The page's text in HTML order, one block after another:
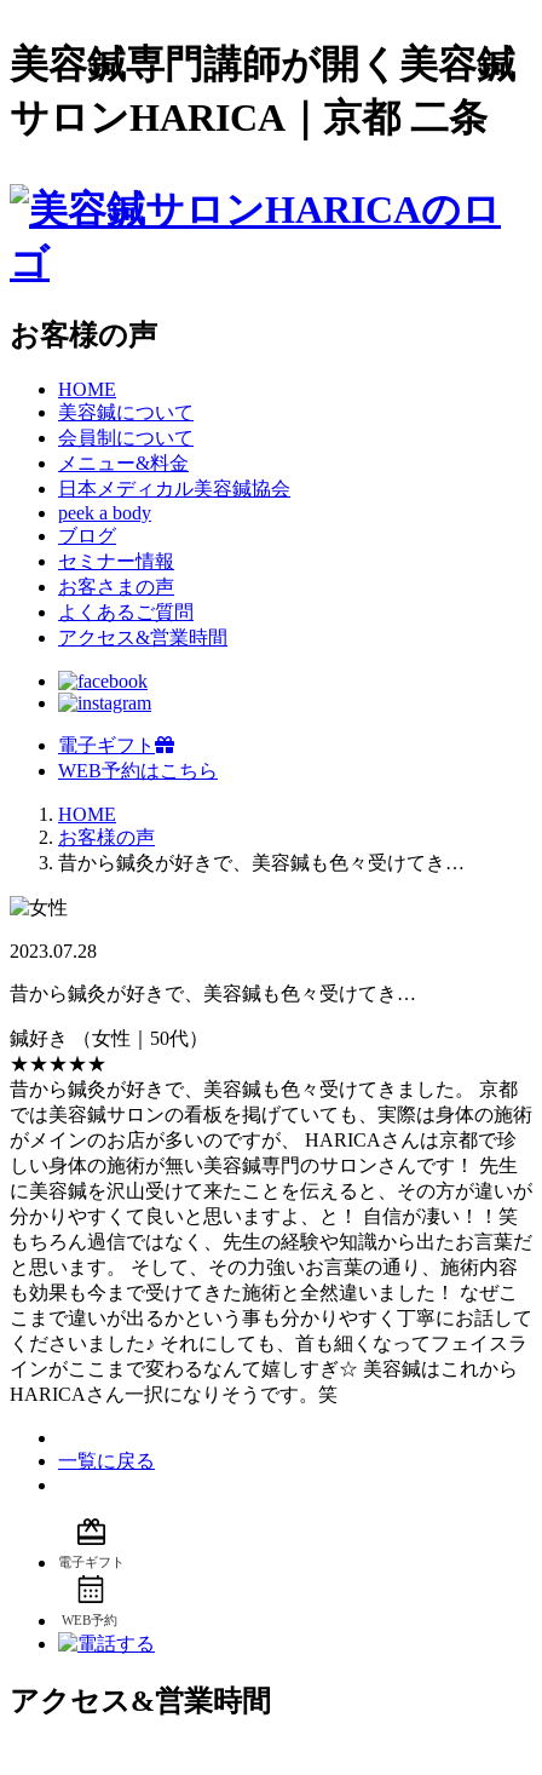
美容鍼専門講師が開く美容鍼
サロンHARICA｜京都 二条
お客様の声
HOME
美容鍼について
会員制について
メニュー&料金
日本メディカル美容鍼協会
peek a body
ブログ
セミナー情報
お客さまの声
よくあるご質問
アクセス&営業時間
電子ギフト
WEB予約はこちら
HOME
お客様の声
昔から鍼灸が好きで、美容鍼も色々受けてき…
2023.07.28
昔から鍼灸が好きで、美容鍼も色々受けてき…
鍼好き
（女性｜50代）
★★★★★
昔から鍼灸が好きで、美容鍼も色々受けてきました。 京都
では美容鍼サロンの看板を掲げていても、実際は身体の施術
がメインのお店が多いのですが、 HARICAさんは京都で珍
しい身体の施術が無い美容鍼専門のサロンさんです！ 先生
に美容鍼を沢山受けて来たことを伝えると、その方が違いが
分かりやすくて良いと思いますよ、と！ 自信が凄い！！笑
もちろん過信ではなく、先生の経験や知識から出たお言葉だ
と思います。 そして、その力強いお言葉の通り、施術内容
も効果も今まで受けてきた施術と全然違いました！ なぜこ
こまで違いが出るかという事も分かりやすく丁寧にお話して
くださいました♪ それにしても、首も細くなってフェイスラ
インがここまで変わるなんて嬉しすぎ☆ 美容鍼はこれから
HARICAさん一択になりそうです。笑
一覧に戻る
アクセス&営業時間